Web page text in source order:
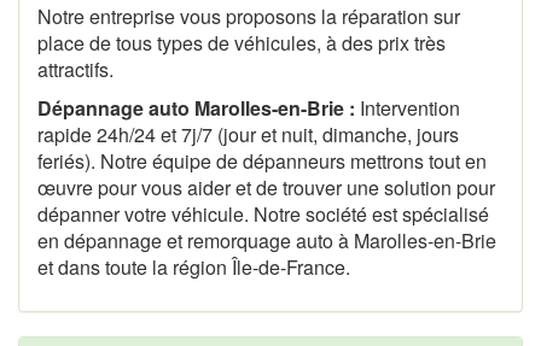
Notre entreprise vous proposons la réparation sur
place de tous types de véhicules, à des prix très
attractifs.
Dépannage auto Marolles-en-Brie : Intervention
rapide 24h/24 et 7j/7 (jour et nuit, dimanche, jours
feriés). Notre équipe de dépanneurs mettrons tout en
œuvre pour vous aider et de trouver une solution pour
dépanner votre véhicule. Notre société est spécialisé
en dépannage et remorquage auto à Marolles-en-Brie
et dans toute la région Île-de-France.